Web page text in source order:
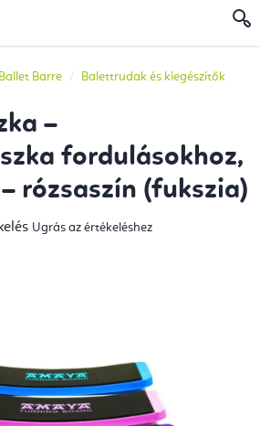
Ballet Barre Balettrudak és kiegészítők
–
fordulásokhoz,
rózsaszín (fukszia)
Ugrás az értékeléshez